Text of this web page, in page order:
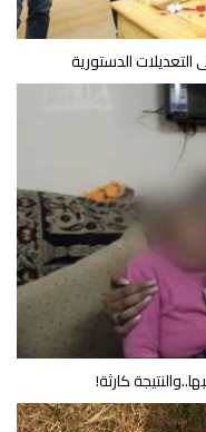
الدستورية
كارثة!